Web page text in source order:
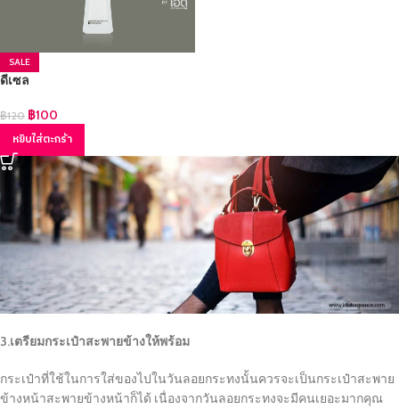
SALE
ดีเซล
฿120 ฿100
หยิบใส่ตะกร้า
3.เตรียมกระเป๋าสะพายข้างให้พร้อม
กระเป๋าที่ใช้ในการใส่ของไปในวันลอยกระทงนั้นควรจะเป็นกระเป๋าสะพาย
ข้างหน้าสะพายข้างหน้าก็ได้ เนื่องจากวันลอยกระทงจะมีคนเยอะมากคุณ